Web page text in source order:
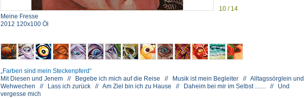
10 / 14
Meine Fresse
2012 120x100 Öl
Farben sind mein Steckenpferd
Mit Diesen und Jenem // Begebe ich mich auf die Reise // Musik ist mein Begleiter // Alltagssörglein und
Wehwechen // Lass ich zurück // Am Ziel bin ich zu Hause // Daheim bei mir im Selbst ....... // Und
vergesse mich